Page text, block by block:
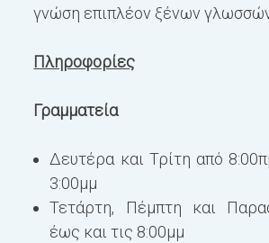
γνώση επιπλέον ξένων
Πληροφορίες
Γραμματεία
Δευτέρα και Τρίτη από
3:00μμ
Τετάρτη, Πέμπτη και
έως και τις 8:00μμ